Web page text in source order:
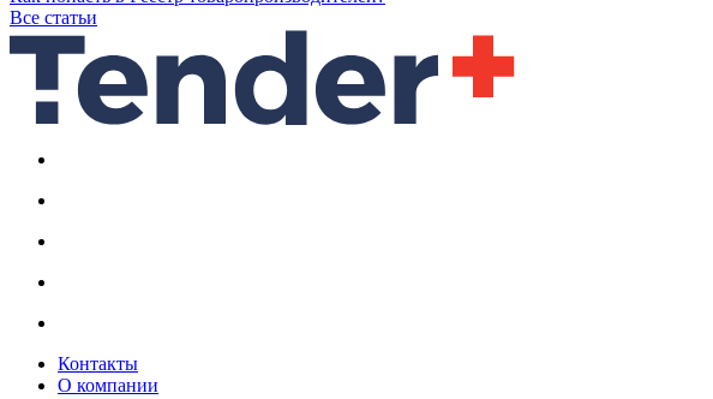
Все статьи
Контакты
О компании